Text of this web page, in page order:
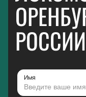
РОССИИ
Имя